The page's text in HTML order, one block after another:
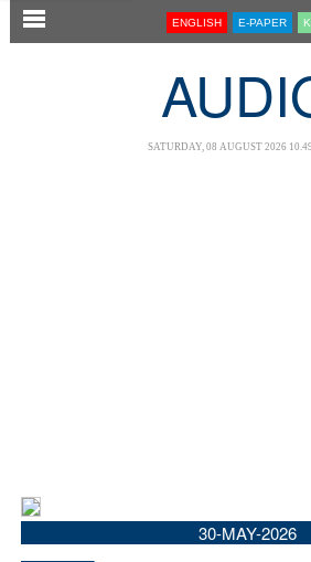
SECTIONS
CINEMA
ENGLISH E-PAPER
SATURDAY, 08 AUGUST 2026
30-MAY-2026